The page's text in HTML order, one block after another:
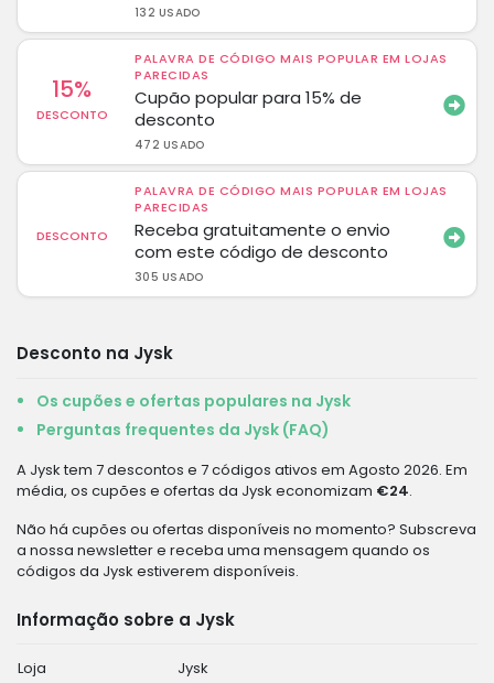
132 USADO
15%
DESCONTO
PALAVRA DE CÓDIGO MAIS POPULAR EM LOJAS
PARECIDAS
Cupão popular para 15% de
desconto
472 USADO
DESCONTO
PALAVRA DE CÓDIGO MAIS POPULAR EM LOJAS
PARECIDAS
Receba gratuitamente o envio
com este código de desconto
305 USADO
Desconto na Jysk
Os cupões e ofertas populares na Jysk
Perguntas frequentes da Jysk (FAQ)
A Jysk tem 7 descontos e 7 códigos ativos em Agosto 2026. Em
média, os cupões e ofertas da Jysk economizam €24.
Não há cupões ou ofertas disponíveis no momento? Subscreva
a nossa newsletter e receba uma mensagem quando os
códigos da Jysk estiverem disponíveis.
Informação sobre a Jysk
Loja
Jysk